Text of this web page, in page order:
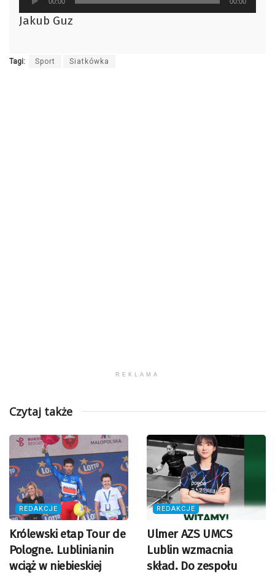
plików
dźwiękowych
Jakub Guz
Tagi: Sport Siatkówka
REKLAMA
Czytaj także
REDAKCJE
Królewski etap Tour de
Pologne. Lublinianin
wciąż w niebieskiej
REDAKCJE
Ulmer AZS UMCS
Lublin wzmacnia
skład. Do zespołu